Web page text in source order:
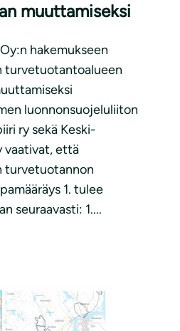
muuttamiseksi
hakemukseen
turvetuotantoalueen
luonnonsuojeluliiton
ry sekä Keski-
vaativat, että
turvetuotannon
1. tulee
seuraavasti: 1....